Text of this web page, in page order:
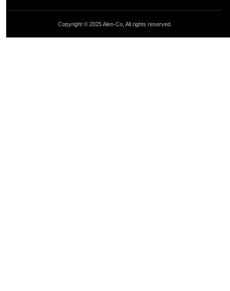
Copyright © 2025 Alen-Co, All rights reserved.